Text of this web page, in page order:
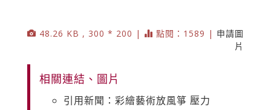
48.26 KB , 300 * 200 | 點閱：1589 | 申請圖
片
相關連結、圖片
引用新聞：彩繪藝術放風箏 壓力